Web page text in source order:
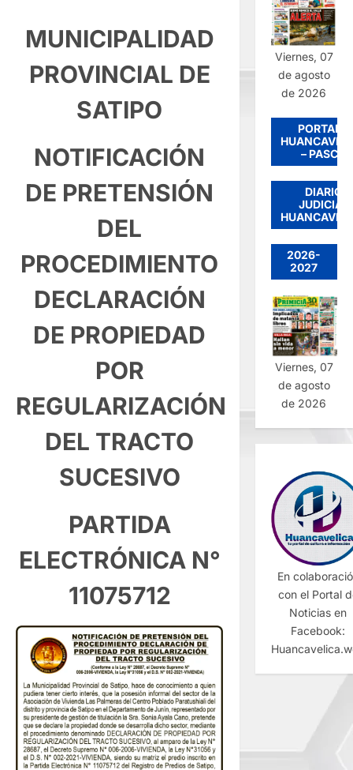
MUNICIPALIDAD
PROVINCIAL DE
SATIPO
NOTIFICACIÓN
DE PRETENSIÓN
DEL
PROCEDIMIENTO
DECLARACIÓN
DE PROPIEDAD
POR
REGULARIZACIÓN
DEL TRACTO
SUCESIVO
PARTIDA
ELECTRÓNICA N°
11075712
Viernes, 07
de agosto
de 2026
PORTADA
– PASCO
DIARIO
JUDICIAL
2026-
2027
Viernes, 07
de agosto
de 2026
En
con el Portal
Noticias en
Facebook: